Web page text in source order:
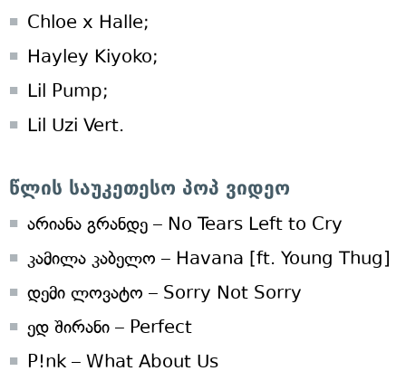
Chloe x Halle;
Hayley Kiyoko;
Lil Pump;
Lil Uzi Vert.
წლის საუკეთესო პოპ ვიდეო
არიანა გრანდე – No Tears Left to Cry
კამილა კაბელო – Havana [ft. Young Thug]
დემი ლოვატო – Sorry Not Sorry
ედ შირანი – Perfect
P!nk – What About Us